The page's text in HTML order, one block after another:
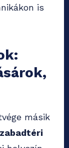
is
másik